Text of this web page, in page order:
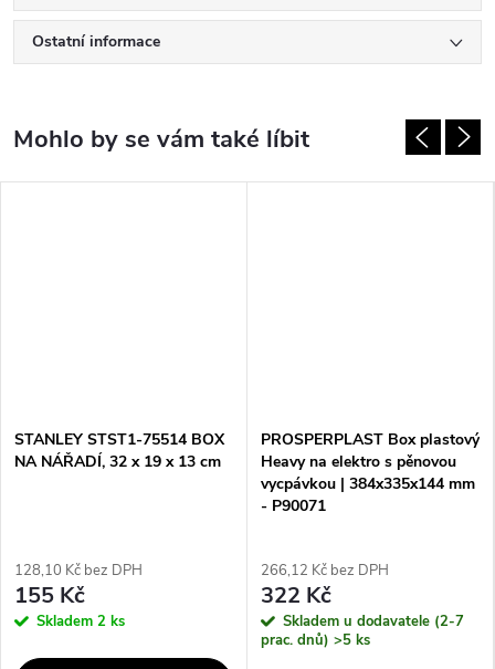
Ostatní informace
STANLEY STST1-75514 BOX
NA NÁŘADÍ, 32 x 19 x 13 cm
128,10 Kč bez DPH
155 Kč
Skladem 2 ks
PROSPERPLAST Box plastový
Heavy na elektro s pěnovou
vycpávkou | 384x335x144 mm
- P90071
266,12 Kč bez DPH
322 Kč
Skladem u dodavatele (2-7
prac. dnů) >5 ks